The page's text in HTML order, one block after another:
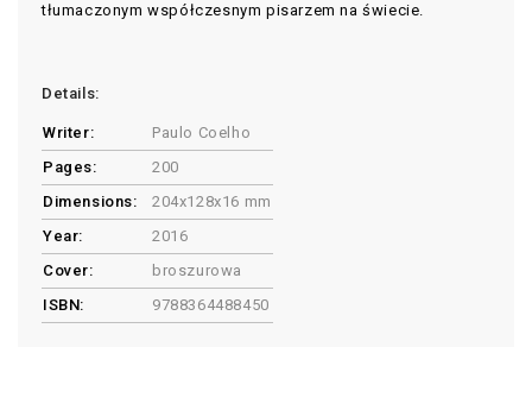
tłumaczonym współczesnym pisarzem na świecie.
Details:
Writer:
Paulo Coelho
Pages:
200
Dimensions:
204x128x16 mm
Year:
2016
Cover:
broszurowa
ISBN:
9788364488450